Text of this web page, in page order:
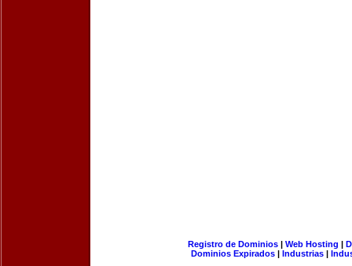
Registro de Dominios| Web Hosting |
Dominios Expirados | Industrias |